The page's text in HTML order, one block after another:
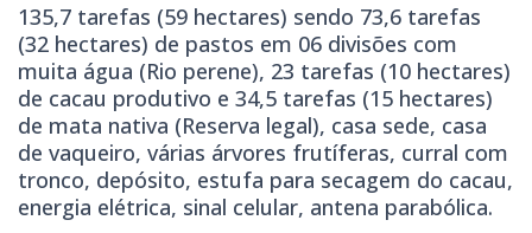
135,7 tarefas (59 hectares) sendo 73,6 tarefas
(32 hectares) de pastos em 06 divisões com
muita água (Rio perene), 23 tarefas (10 hectares)
de cacau produtivo e 34,5 tarefas (15 hectares)
de mata nativa (Reserva legal), casa sede, casa
de vaqueiro, várias árvores frutíferas, curral com
tronco, depósito, estufa para secagem do cacau,
energia elétrica, sinal celular, antena parabólica.